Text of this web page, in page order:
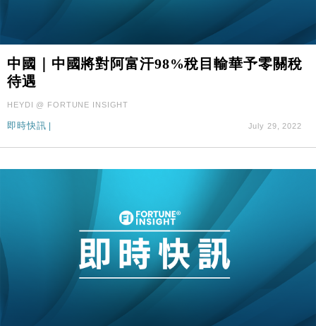
中國｜中國將對阿富汗98%稅目輸華予零關稅
待遇
HEYDI @ FORTUNE INSIGHT
即時快訊 July 29, 2022